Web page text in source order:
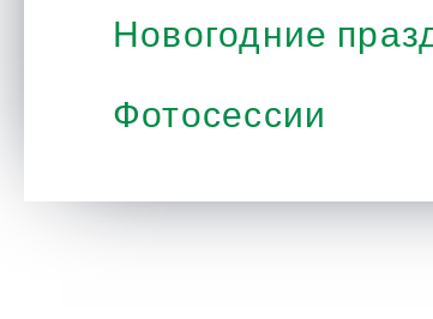
Новогодние
Фотосессии